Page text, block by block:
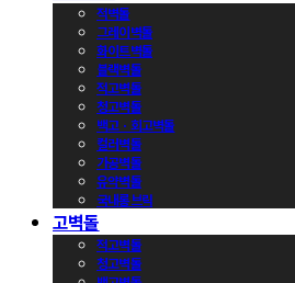
적벽돌
그레이벽돌
화이트벽돌
블랙벽돌
적고벽돌
청고벽돌
백고ㆍ회고벽돌
컬러벽돌
가공벽돌
유약벽돌
국내롱브릭
고벽돌
적고벽돌
청고벽돌